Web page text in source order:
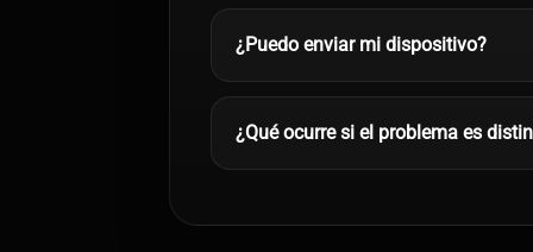
¿Puedo enviar mi dispositivo?
¿Qué ocurre si el problema es